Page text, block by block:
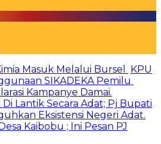
Masuk Melalui Bursel
KPU
SIKADEKA Pemilu
Kampanye Damai.
Lantik Secara Adat; Pj Bupati
Eksistensi Negeri Adat.
Kaibobu ; Ini Pesan PJ